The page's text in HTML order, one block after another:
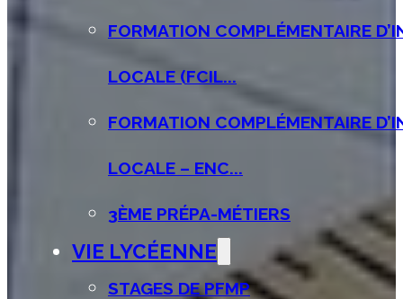
FORMATION COMPLÉMENTAIRE
LOCALE (FCIL...
FORMATION COMPLÉMENTAIRE
LOCALE – ENC...
3ÈME PRÉPA-MÉTIERS
VIE LYCÉENNE
STAGES DE PFMP